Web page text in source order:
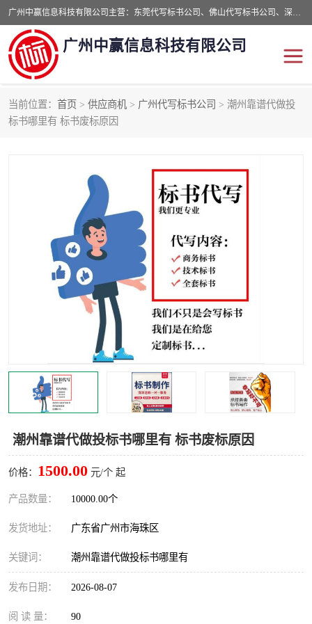
广州中赢信息科技有限公司主营：东莞代写标书公司、佛山代写标书公司、深圳代写标书公司等,食品类标书、工程类类标书,经验丰富的标书制作团队,24小时加急服务,多对一服务。
广州中赢信息科技有限公司
当前位置： 首页 > 供应商机 > 广州代写标书公司 > 潮州靠谱代做投
标书哪里有 标书废标原因
潮州靠谱代做投标书哪里有 标书废标原因
价格： 1500.00 元/个 起
产品数量： 10000.00个
发货地址： 广东省广州市海珠区
关键词： 潮州靠谱代做投标书哪里有
发布日期： 2026-08-07
阅 读 量： 90
东莞代写标书公司